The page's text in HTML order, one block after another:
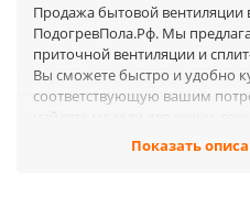
Продажа бытовой вентиляции
ПодогревПола.Рф. Мы
приточной вентиляции и
Вы сможете быстро и удобно
соответствующую вашим
найдете модели для кухни,
организации полноценной
Показать